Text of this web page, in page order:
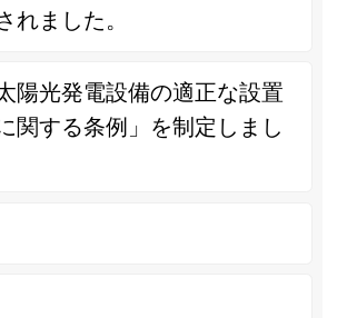
れました。
陽光発電設備の適正な設置
関する条例」を制定しまし